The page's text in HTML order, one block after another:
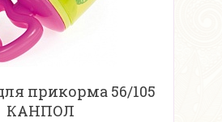
прикорма 56/105
КАНПОЛ